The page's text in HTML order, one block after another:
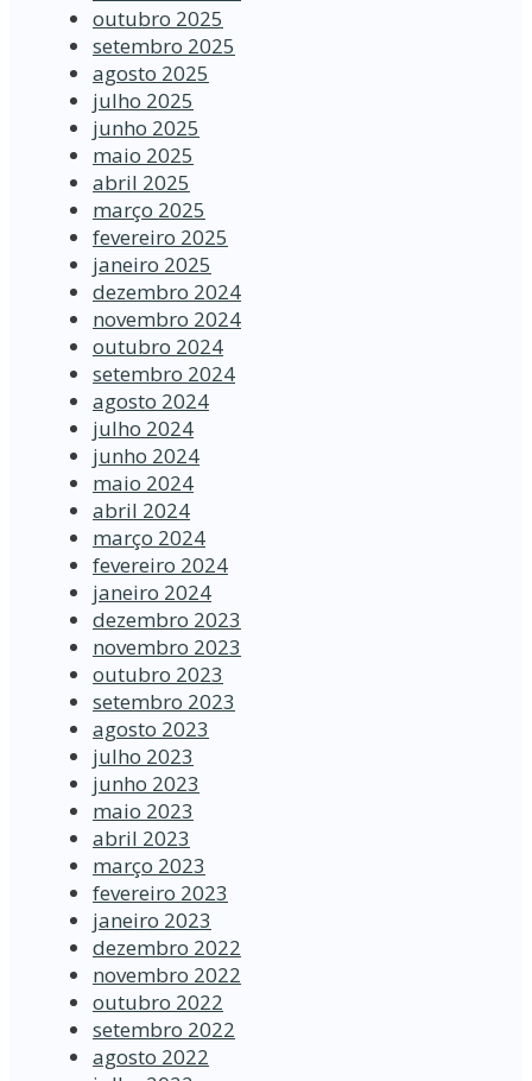
outubro 2025
setembro 2025
agosto 2025
julho 2025
junho 2025
maio 2025
abril 2025
março 2025
fevereiro 2025
janeiro 2025
dezembro 2024
novembro 2024
outubro 2024
setembro 2024
agosto 2024
julho 2024
junho 2024
maio 2024
abril 2024
março 2024
fevereiro 2024
janeiro 2024
dezembro 2023
novembro 2023
outubro 2023
setembro 2023
agosto 2023
julho 2023
junho 2023
maio 2023
abril 2023
março 2023
fevereiro 2023
janeiro 2023
dezembro 2022
novembro 2022
outubro 2022
setembro 2022
agosto 2022